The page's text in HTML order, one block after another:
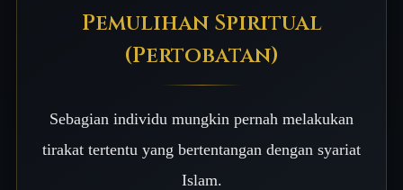
Pemulihan Spiritual
(Pertobatan)
Sebagian individu mungkin pernah melakukan
tirakat tertentu yang bertentangan dengan syariat
Islam.